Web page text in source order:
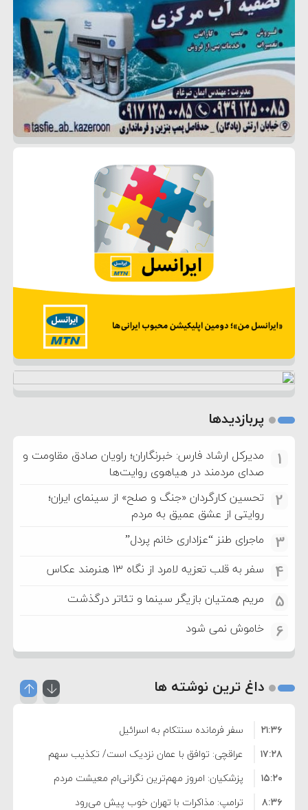
پربازدیدها
1
مدیرکل ارشاد فارس: خبرنگاران؛ راویان صادق مقاومت و
صدای مردمند در هیاهوی روایت‌ها
2
تحسین کارگردان «جنگ و صلح» از سینمای ایران؛
روایتی از عشق عمیق به مردم
3 ماجرای طنز “عزاداری خانم پردل”
4 سفر به قلب تعزیه لامرد از نگاه ۱۳ هنرمند عکاس
5 مریم همتیان بازیگر سینما و تئاتر درگذشت
6 خاموش نمی شود
داغ ترین نوشته ها
سفر فرمانده سنتکام به اسرائیل
۲۱:۳۶
عراقچی: توافق با عمان نزدیک است/ تکذیب سهم
۱۱ درصدی ایران از خزر
۱۷:۲۸
پزشکیان: امروز مهم‌ترین نگرانی‌ام معیشت مردم
است
۱۵:۲۰
ترامپ: مذاکرات با تهران خوب پیش می‌رود
۸:۳۶